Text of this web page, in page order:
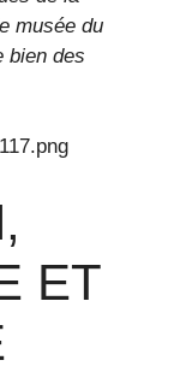
musée du
bien des
ET